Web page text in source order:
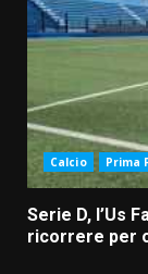
Calcio Prima
Serie D, l’Us
ricorrere per